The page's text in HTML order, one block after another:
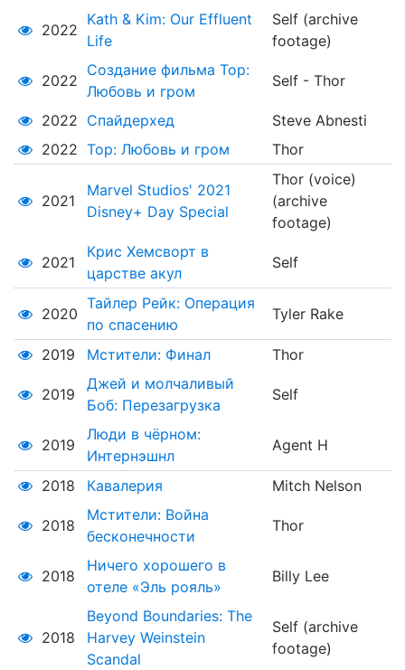
2022
Kath & Kim: Our Effluent
Life
Self (archive
footage)
2022
Создание фильма Тор:
Любовь и гром
Self - Thor
2022 Спайдерхед
Steve Abnesti
2022 Тор: Любовь и гром Thor
2021
Marvel Studios' 2021
Disney+ Day Special
Thor (voice)
(archive
footage)
2021
Крис Хемсворт в
царстве акул
Self
2020
Тайлер Рейк: Операция
по спасению
Tyler Rake
2019 Мстители: Финал Thor
2019
Джей и молчаливый
Боб: Перезагрузка
Self
2019
Люди в чёрном:
Интернэшнл
Agent H
2018 Кавалерия Mitch Nelson
2018
Мстители: Война
бесконечности
Thor
2018
Ничего хорошего в
отеле «Эль рояль»
Billy Lee
2018
Beyond Boundaries: The
Harvey Weinstein
Scandal
Self (archive
footage)